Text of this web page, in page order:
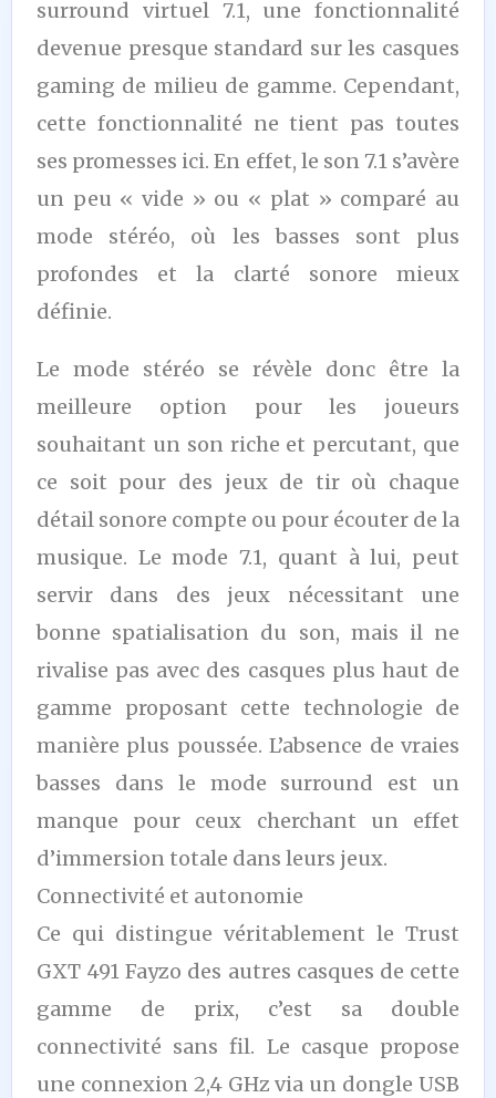
surround virtuel 7.1, une fonctionnalité
devenue presque standard sur les casques
gaming de milieu de gamme. Cependant,
cette fonctionnalité ne tient pas toutes
ses promesses ici. En effet, le son 7.1 s’avère
un peu « vide » ou « plat » comparé au
mode stéréo, où les basses sont plus
profondes et la clarté sonore mieux
définie.
Le mode stéréo se révèle donc être la
meilleure option pour les joueurs
souhaitant un son riche et percutant, que
ce soit pour des jeux de tir où chaque
détail sonore compte ou pour écouter de la
musique. Le mode 7.1, quant à lui, peut
servir dans des jeux nécessitant une
bonne spatialisation du son, mais il ne
rivalise pas avec des casques plus haut de
gamme proposant cette technologie de
manière plus poussée. L’absence de vraies
basses dans le mode surround est un
manque pour ceux cherchant un effet
d’immersion totale dans leurs jeux.
Connectivité et autonomie
Ce qui distingue véritablement le Trust
GXT 491 Fayzo des autres casques de cette
gamme de prix, c’est sa double
connectivité sans fil. Le casque propose
une connexion 2,4 GHz via un dongle USB